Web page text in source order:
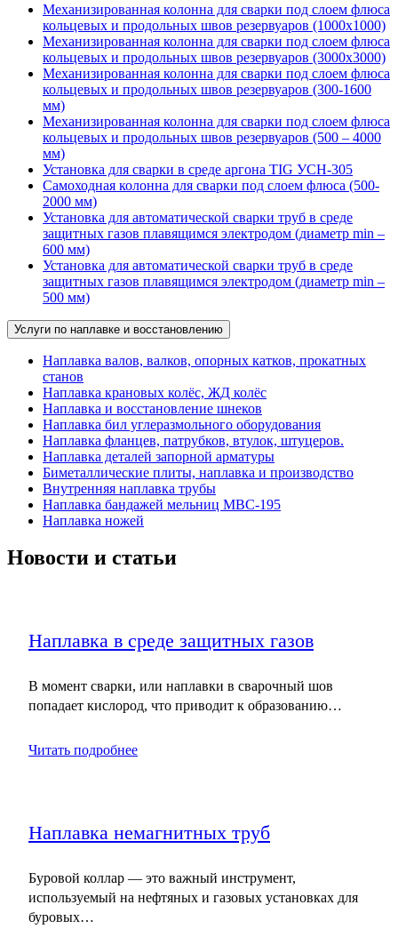
Механизированная колонна для сварки под слоем флюса
кольцевых и продольных швов резервуаров (1000х1000)
Механизированная колонна для сварки под слоем флюса
кольцевых и продольных швов резервуаров (3000х3000)
Механизированная колонна для сварки под слоем флюса
кольцевых и продольных швов резервуаров (300-1600
мм)
Механизированная колонна для сварки под слоем флюса
кольцевых и продольных швов резервуаров (500 – 4000
мм)
Установка для сварки в среде аргона TIG УСН-305
Самоходная колонна для сварки под слоем флюса (500-
2000 мм)
Установка для автоматической сварки труб в среде
защитных газов плавящимся электродом (диаметр min –
600 мм)
Установка для автоматической сварки труб в среде
защитных газов плавящимся электродом (диаметр min –
500 мм)
Услуги по наплавке и восстановлению
Наплавка валов, валков, опорных катков, прокатных
станов
Наплавка крановых колёс, ЖД колёс
Наплавка и восстановление шнеков
Наплавка бил углеразмольного оборудования
Наплавка фланцев, патрубков, втулок, штуцеров.
Наплавка деталей запорной арматуры
Биметаллические плиты, наплавка и производство
Внутренняя наплавка трубы
Наплавка бандажей мельниц МВС-195
Наплавка ножей
Новости и статьи
Наплавка в среде защитных газов
В момент сварки, или наплавки в сварочный шов
попадает кислород, что приводит к образованию…
Читать подробнее
Наплавка немагнитных труб
Буровой коллар — это важный инструмент,
используемый на нефтяных и газовых установках для
буровых…